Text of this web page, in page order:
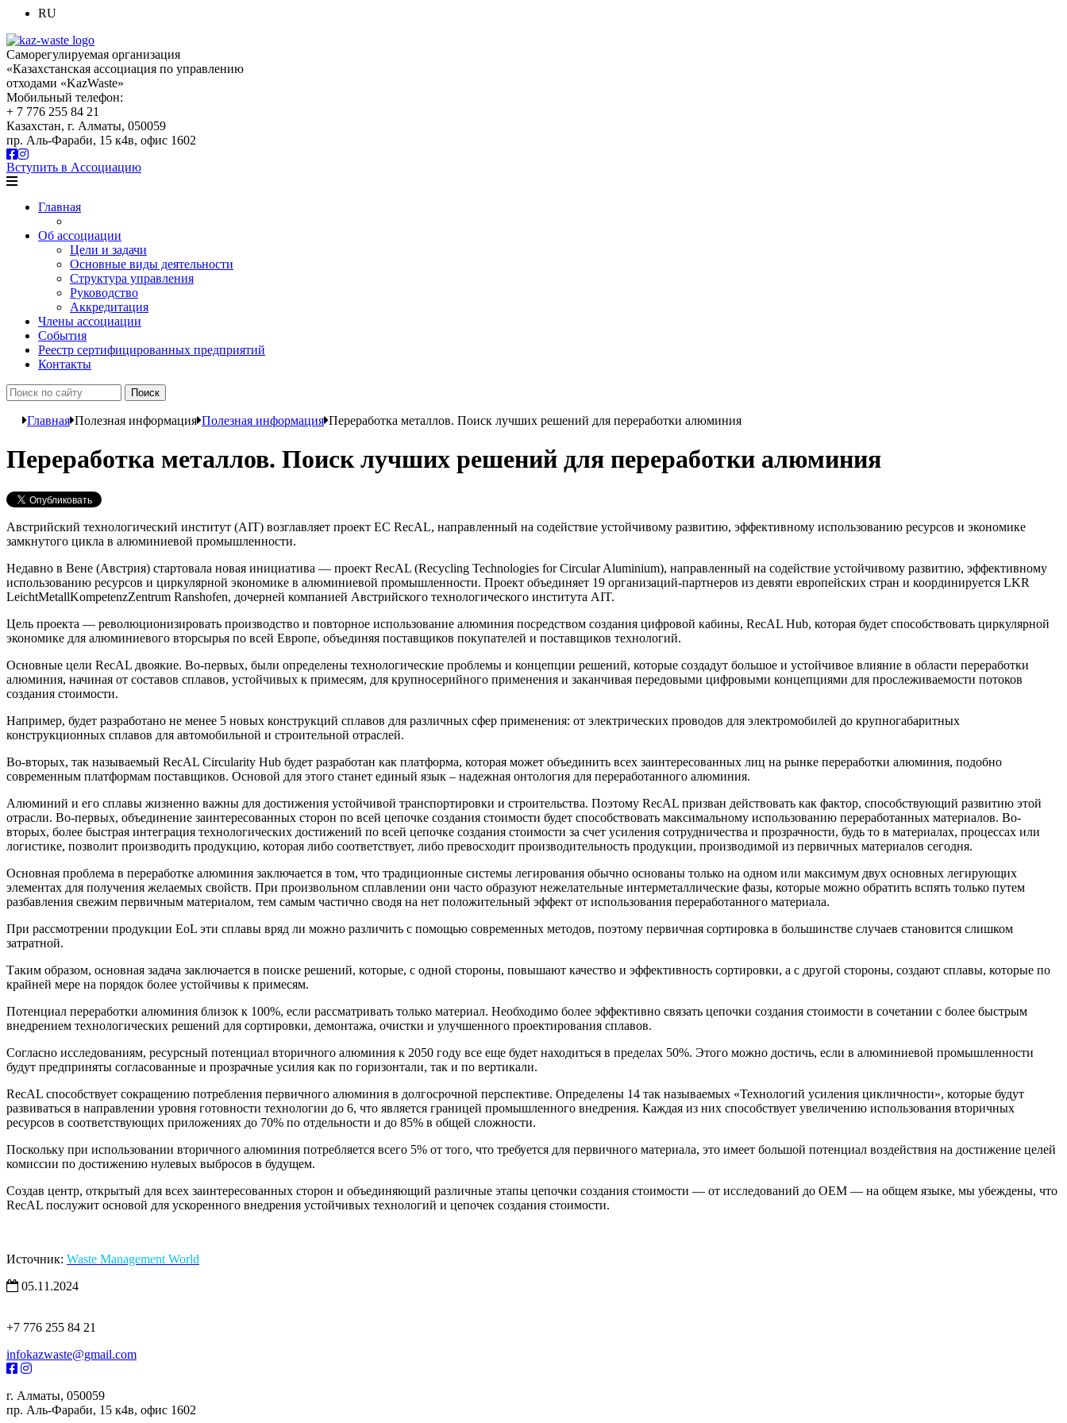
RU
Саморегулируемая организация
«Казахстанская ассоциация по управлению
отходами «KazWaste»
Мобильный телефон:
+ 7 776 255 84 21
Казахстан, г. Алматы, 050059
пр. Аль-Фараби, 15 к4в, офис 1602
Вступить в Ассоциацию
Главная
Об ассоциации
Цели и задачи
Основные виды деятельности
Структура управления
Руководство
Аккредитация
Члены ассоциации
События
Реестр сертифицированных предприятий
Контакты
Главная Полезная информация Полезная информация Переработка металлов. Поиск лучших решений для переработки алюминия
Переработка металлов. Поиск лучших решений для переработки алюминия
Австрийский технологический институт (AIT) возглавляет проект ЕС RecAL, направленный на содействие устойчивому развитию, эффективному использованию ресурсов и экономике
замкнутого цикла в алюминиевой промышленности.
Недавно в Вене (Австрия) стартовала новая инициатива — проект RecAL (Recycling Technologies for Circular Aluminium), направленный на содействие устойчивому развитию, эффективному
использованию ресурсов и циркулярной экономике в алюминиевой промышленности. Проект объединяет 19 организаций-партнеров из девяти европейских стран и координируется LKR
LeichtMetallKompetenzZentrum Ranshofen, дочерней компанией Австрийского технологического института AIT.
Цель проекта — революционизировать производство и повторное использование алюминия посредством создания цифровой кабины, RecAL Hub, которая будет способствовать циркулярной
экономике для алюминиевого вторсырья по всей Европе, объединяя поставщиков покупателей и поставщиков технологий.
Основные цели RecAL двоякие. Во-первых, были определены технологические проблемы и концепции решений, которые создадут большое и устойчивое влияние в области переработки
алюминия, начиная от составов сплавов, устойчивых к примесям, для крупносерийного применения и заканчивая передовыми цифровыми концепциями для прослеживаемости потоков
создания стоимости.
Например, будет разработано не менее 5 новых конструкций сплавов для различных сфер применения: от электрических проводов для электромобилей до крупногабаритных
конструкционных сплавов для автомобильной и строительной отраслей.
Во-вторых, так называемый RecAL Circularity Hub будет разработан как платформа, которая может объединить всех заинтересованных лиц на рынке переработки алюминия, подобно
современным платформам поставщиков. Основой для этого станет единый язык – надежная онтология для переработанного алюминия.
Алюминий и его сплавы жизненно важны для достижения устойчивой транспортировки и строительства. Поэтому RecAL призван действовать как фактор, способствующий развитию этой
отрасли. Во-первых, объединение заинтересованных сторон по всей цепочке создания стоимости будет способствовать максимальному использованию переработанных материалов. Во-
вторых, более быстрая интеграция технологических достижений по всей цепочке создания стоимости за счет усиления сотрудничества и прозрачности, будь то в материалах, процессах или
логистике, позволит производить продукцию, которая либо соответствует, либо превосходит производительность продукции, производимой из первичных материалов сегодня.
Основная проблема в переработке алюминия заключается в том, что традиционные системы легирования обычно основаны только на одном или максимум двух основных легирующих
элементах для получения желаемых свойств. При произвольном сплавлении они часто образуют нежелательные интерметаллические фазы, которые можно обратить вспять только путем
разбавления свежим первичным материалом, тем самым частично сводя на нет положительный эффект от использования переработанного материала.
При рассмотрении продукции EoL эти сплавы вряд ли можно различить с помощью современных методов, поэтому первичная сортировка в большинстве случаев становится слишком
затратной.
Таким образом, основная задача заключается в поиске решений, которые, с одной стороны, повышают качество и эффективность сортировки, а с другой стороны, создают сплавы, которые по
крайней мере на порядок более устойчивы к примесям.
Потенциал переработки алюминия близок к 100%, если рассматривать только материал. Необходимо более эффективно связать цепочки создания стоимости в сочетании с более быстрым
внедрением технологических решений для сортировки, демонтажа, очистки и улучшенного проектирования сплавов.
Согласно исследованиям, ресурсный потенциал вторичного алюминия к 2050 году все еще будет находиться в пределах 50%. Этого можно достичь, если в алюминиевой промышленности
будут предприняты согласованные и прозрачные усилия как по горизонтали, так и по вертикали.
RecAL способствует сокращению потребления первичного алюминия в долгосрочной перспективе. Определены 14 так называемых «Технологий усиления цикличности», которые будут
развиваться в направлении уровня готовности технологии до 6, что является границей промышленного внедрения. Каждая из них способствует увеличению использования вторичных
ресурсов в соответствующих приложениях до 70% по отдельности и до 85% в общей сложности.
Поскольку при использовании вторичного алюминия потребляется всего 5% от того, что требуется для первичного материала, это имеет большой потенциал воздействия на достижение целей
комиссии по достижению нулевых выбросов в будущем.
Создав центр, открытый для всех заинтересованных сторон и объединяющий различные этапы цепочки создания стоимости — от исследований до OEM — на общем языке, мы убеждены, что
RecAL послужит основой для ускоренного внедрения устойчивых технологий и цепочек создания стоимости.
Источник: Waste Management World
05.11.2024
+7 776 255 84 21
infokazwaste@gmail.com
г. Алматы, 050059
пр. Аль-Фараби, 15 к4в, офис 1602